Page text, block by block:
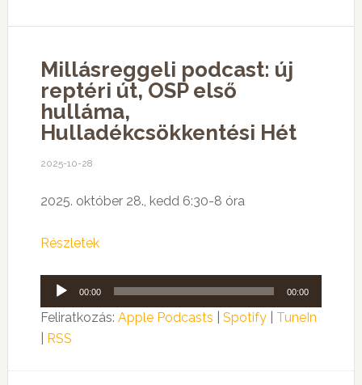
Millásreggeli podcast: új
reptéri út, OSP első
hulláma,
Hulladékcsökkentési Hét
2025-10-28
2025. október 28., kedd 6:30-8 óra
Részletek
Audió
lejátszó
00:00 00:00
Feliratkozás: Apple Podcasts Spotify| TuneIn
RSS